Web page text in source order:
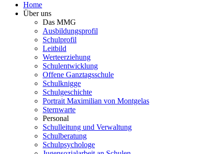
Home
Über uns
Das MMG
Ausbildungsprofil
Schulprofil
Leitbild
Werteerziehung
Schulentwicklung
Offene Ganztagsschule
Schulknigge
Schulgeschichte
Portrait Maximilian von Montgelas
Sternwarte
Personal
Schulleitung und Verwaltung
Schulberatung
Schulpsychologe